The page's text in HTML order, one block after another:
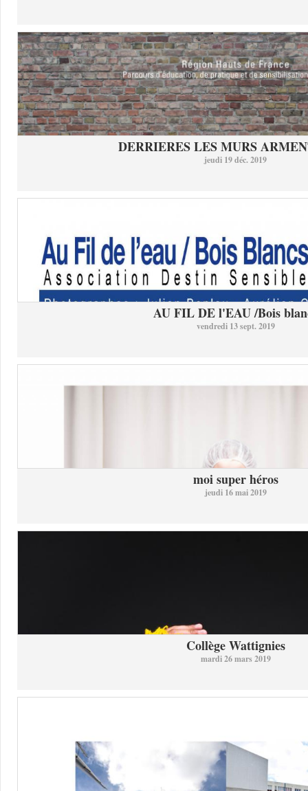
DERRIERES LES MURS
jeudi 19 déc. 2019
AU FIL DE l'EAU /Bois
vendredi 13 sept. 2019
moi super héros
jeudi 16 mai 2019
Collège Wattignies
mardi 26 mars 2019